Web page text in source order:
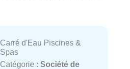
Carré d'Eau Piscines &
Spas
Catégorie : Société de